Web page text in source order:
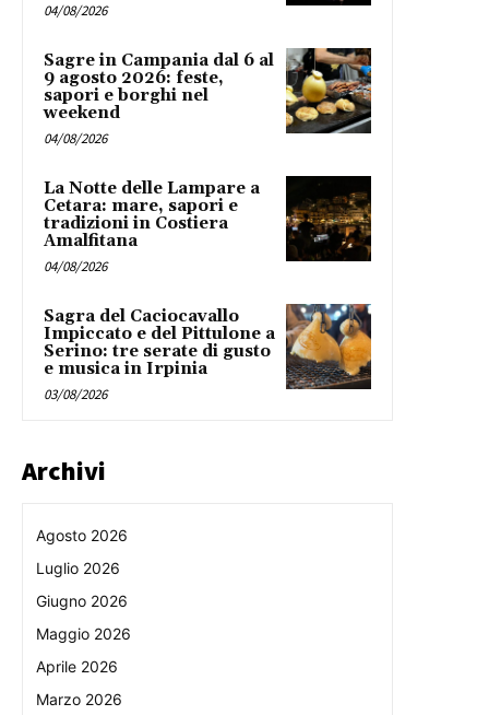
04/08/2026
Sagre in Campania dal 6 al
9 agosto 2026: feste,
sapori e borghi nel
weekend
04/08/2026
La Notte delle Lampare a
Cetara: mare, sapori e
tradizioni in Costiera
Amalfitana
04/08/2026
Sagra del Caciocavallo
Impiccato e del Pittulone a
Serino: tre serate di gusto
e musica in Irpinia
03/08/2026
Archivi
Agosto 2026
Luglio 2026
Giugno 2026
Maggio 2026
Aprile 2026
Marzo 2026